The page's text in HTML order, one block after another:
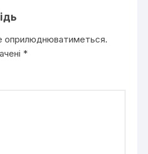
оприлюднюватиметься.
*